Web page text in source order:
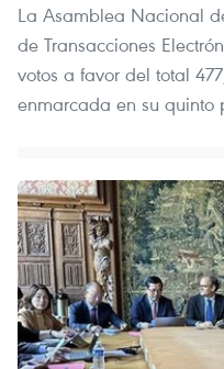
La Asamblea Nacional
de Transacciones
votos a favor del total
enmarcada en su quinto